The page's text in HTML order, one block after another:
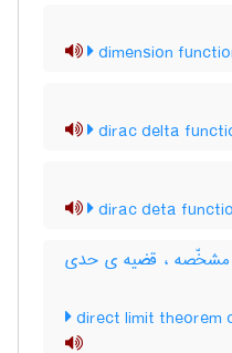
dimension
dirac delta
dirac deta
مشخّصه ، قضیه ی حدی
direct limit